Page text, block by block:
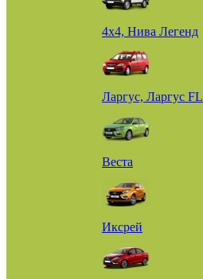
4х4, Нива Легенд
Ларгус, Ларгус FL
Веста
Иксрей